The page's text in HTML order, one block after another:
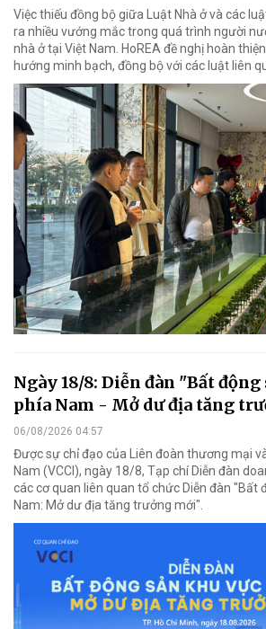
Việc thiếu đồng bộ giữa Luật Nhà ở và các
ra nhiều vướng mắc trong quá trình người
nhà ở tại Việt Nam. HoREA đề nghị hoàn
hướng minh bạch, đồng bộ với các luật liên
Ngày 18/8: Diễn đàn "Bất
phía Nam - Mở dư địa tăng
06/08/2026 04:57
Được sự chỉ đạo của Liên đoàn thương mại
Nam (VCCI), ngày 18/8, Tạp chí Diễn đàn
các cơ quan liên quan tổ chức Diễn đàn "Bất
Nam: Mở dư địa tăng trưởng mới".